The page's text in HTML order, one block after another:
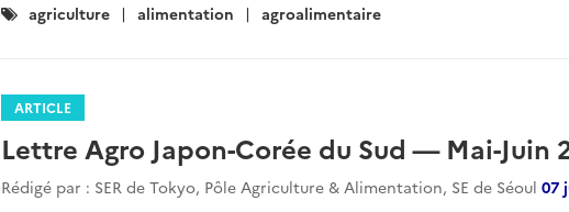
Catégories
agriculture alimentation agroalimentaire
ARTICLE
Lettre Agro Japon-Corée du Sud — Mai-Juin
Rédigé par : SER de Tokyo, Pôle Agriculture & Alimentation, SE de Séoul 07